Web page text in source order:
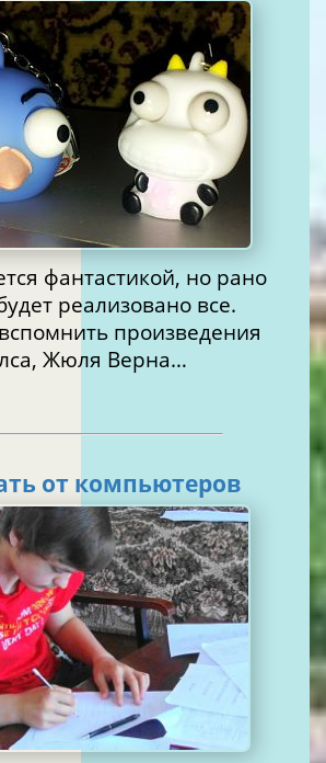
фантастикой, но рано
реализовано все.
произведения
Жюля Верна…
от компьютеров